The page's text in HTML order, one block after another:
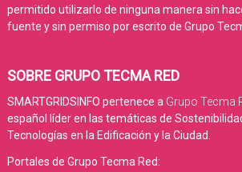
permitido utilizarlo de ninguna manera sin
fuente y sin permiso por escrito de Grupo
SOBRE GRUPO TECMA RED
SMARTGRIDSINFO pertenece a Grupo Tecma
español líder en las temáticas de
Tecnologías en la Edificación y la Ciudad.
Portales de Grupo Tecma Red: